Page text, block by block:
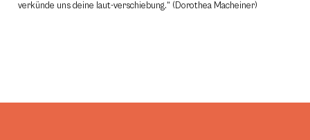
verkünde uns deine laut-verschiebung.“ (Dorothea Macheiner)